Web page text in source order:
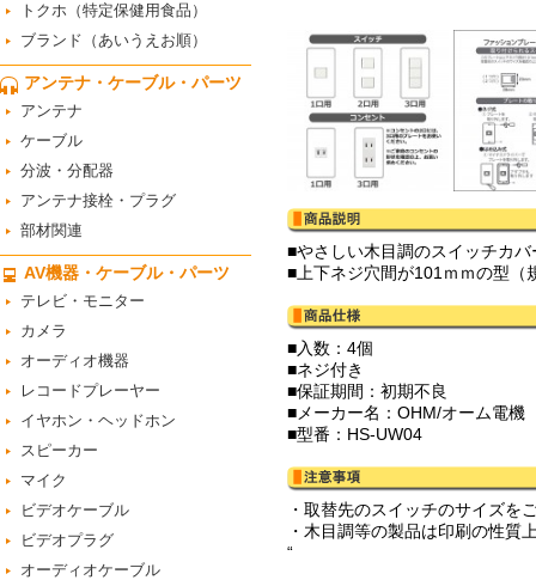
トクホ（特定保健用食品）
ブランド（あいうえお順）
アンテナ・ケーブル・パーツ
アンテナ
ケーブル
分波・分配器
アンテナ接栓・プラグ
部材関連
AV機器・ケーブル・パーツ
テレビ・モニター
カメラ
オーディオ機器
レコードプレーヤー
イヤホン・ヘッドホン
スピーカー
マイク
ビデオケーブル
ビデオプラグ
オーディオケーブル
■やさしい木目調のスイッチカバ
■上下ネジ穴間が101ｍｍの型（
■入数：4個
■ネジ付き
■保証期間：初期不良
■メーカー名：OHM/オーム電機
■型番：HS-UW04
・取替先のスイッチのサイズを
・木目調等の製品は印刷の性質
“